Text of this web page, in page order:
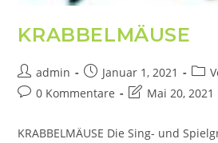
KRABBELMÄUSE
admin Januar 1, 2021
0 Kommentare
Mai 20, 2021
KRABBELMÄUSE Die Sing- und